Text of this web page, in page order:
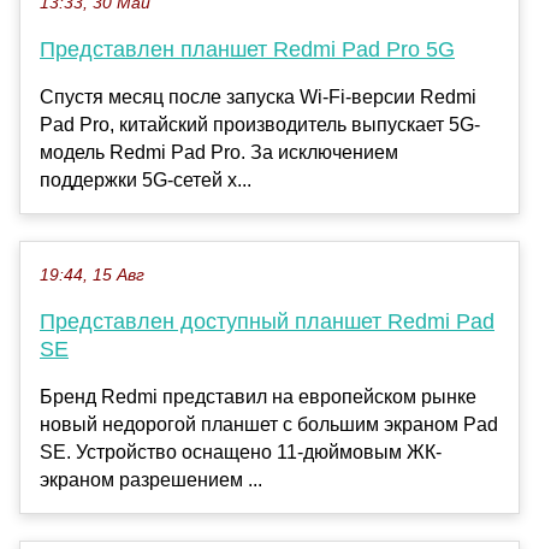
Представлен планшет Redmi Pad Pro 5G
Спустя месяц после запуска Wi-Fi-версии Redmi
Pad Pro, китайский производитель выпускает 5G-
модель Redmi Pad Pro. За исключением
поддержки 5G-сетей х...
19:44, 15 Авг
Представлен доступный планшет Redmi Pad
SE
Бренд Redmi представил на европейском рынке
новый недорогой планшет с большим экраном Pad
SE. Устройство оснащено 11-дюймовым ЖК-
экраном разрешением ...